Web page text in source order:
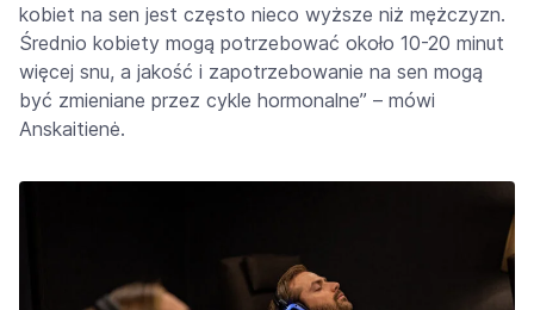
kobiet na sen jest często nieco wyższe niż mężczyzn.
Średnio kobiety mogą potrzebować około 10-20 minut
więcej snu, a jakość i zapotrzebowanie na sen mogą
być zmieniane przez cykle hormonalne” – mówi
Anskaitienė.